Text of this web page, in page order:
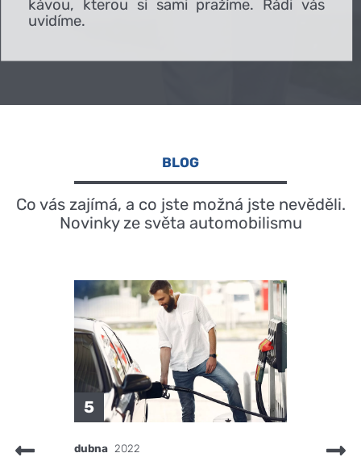
kávou, kterou si sami pražíme. Rádi vás
uvidíme.
BLOG
Co vás zajímá, a co jste možná jste nevěděli.
Novinky ze světa automobilismu
5
dubna 2022